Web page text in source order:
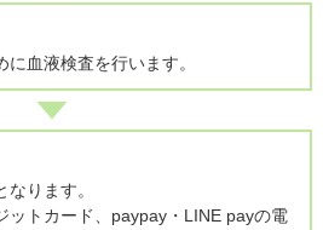
⾎液検査を⾏います。
ります。
ットカード、paypay・LINE payの電